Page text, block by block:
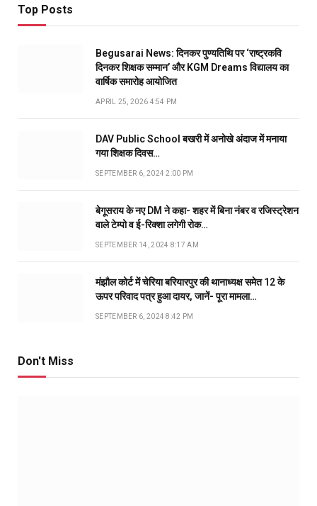
Top Posts
Begusarai News: दिनकर पुण्यतिथि पर ‘राष्ट्रकवि
दिनकर शिक्षक सम्मान’ और KGM Dreams विद्यालय का
वार्षिक समारोह आयोजित
APRIL 25, 2026 4:54 PM
DAV Public School बखरी में अनोखे अंदाज में मनाया
गया शिक्षक दिवस…
SEPTEMBER 6, 2024 2:00 PM
बेगूसराय के नए DM ने कहा- शहर में बिना नंबर व रजिस्ट्रेशन
वाले टेम्पो व ई-रिक्शा लगेगी रोक…
SEPTEMBER 14, 2024 8:17 AM
मंझौल कोर्ट में चेरिया बरियारपुर की थानाध्यक्ष समेत 12 के
ऊपर परिवाद पत्र हुआ दायर, जानें- पूरा मामला…
SEPTEMBER 6, 2024 8:42 PM
Don't Miss